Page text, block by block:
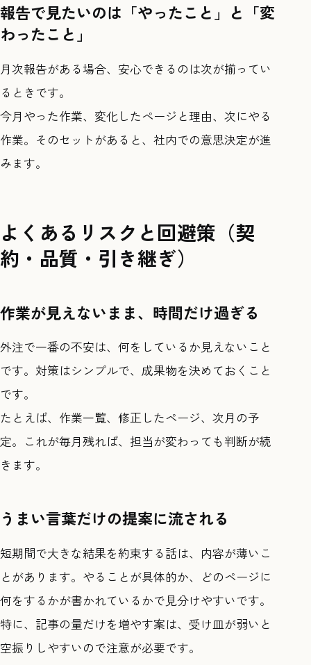
報告で見たいのは「やったこと」と「変
わったこと」
月次報告がある場合、安心できるのは次が揃ってい
るときです。
今月やった作業、変化したページと理由、次にやる
作業。そのセットがあると、社内での意思決定が進
みます。
よくあるリスクと回避策（契
約・品質・引き継ぎ）
作業が見えないまま、時間だけ過ぎる
外注で一番の不安は、何をしているか見えないこと
です。対策はシンプルで、成果物を決めておくこと
です。
たとえば、作業一覧、修正したページ、次月の予
定。これが毎月残れば、担当が変わっても判断が続
きます。
うまい言葉だけの提案に流される
短期間で大きな結果を約束する話は、内容が薄いこ
とがあります。やることが具体的か、どのページに
何をするかが書かれているかで見分けやすいです。
特に、記事の量だけを増やす案は、受け皿が弱いと
空振りしやすいので注意が必要です。